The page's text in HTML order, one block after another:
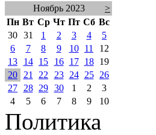
Ноябрь 2023
>
Пн Вт Ср Чт Пт Сб Вс
30 31 1 2 3 4
5
6
7 8 9 10 11
12
13
14 15 16 17 18
19
20
21 22 23 24 25
26
27
28 29 30 1 2
3
4
5 6 7 8 9 10
Политика